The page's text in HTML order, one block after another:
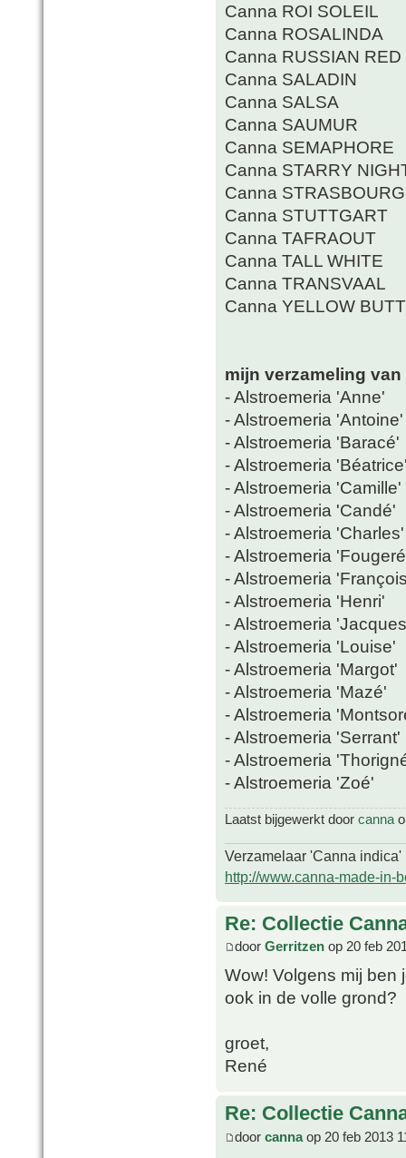
Canna ROI SOLEIL
Canna ROSALINDA
Canna RUSSIAN RED
Canna SALADIN
Canna SALSA
Canna SAUMUR
Canna SEMAPHORE
Canna STARRY
Canna STRASBOURG
Canna STUTTGART
Canna TAFRAOUT
Canna TALL WHITE
Canna TRANSVAAL
Canna YELLOW
mijn verzameling
- Alstroemeria 'Anne'
- Alstroemeria 'Antoine'
- Alstroemeria 'Baracé'
- Alstroemeria
- Alstroemeria 'Camille'
- Alstroemeria 'Candé'
- Alstroemeria 'Charles'
- Alstroemeria
- Alstroemeria
- Alstroemeria 'Henri'
- Alstroemeria
- Alstroemeria 'Louise'
- Alstroemeria 'Margot'
- Alstroemeria 'Mazé'
- Alstroemeria
- Alstroemeria 'Serrant'
- Alstroemeria
- Alstroemeria 'Zoé'
Laatst bijgewerkt door canna
Verzamelaar 'Canna indica'
http://www.canna-made-in-
Re: Collectie
door Gerritzen op 20 feb
Wow! Volgens mij ben
ook in de volle grond?
groet,
René
Re: Collectie
door cannaop 20 feb 2013